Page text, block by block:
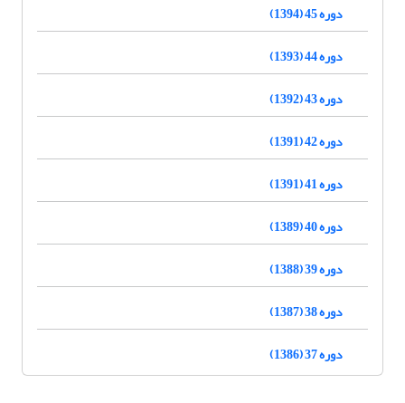
دوره 45 (1394)
دوره 44 (1393)
دوره 43 (1392)
دوره 42 (1391)
دوره 41 (1391)
دوره 40 (1389)
دوره 39 (1388)
دوره 38 (1387)
دوره 37 (1386)